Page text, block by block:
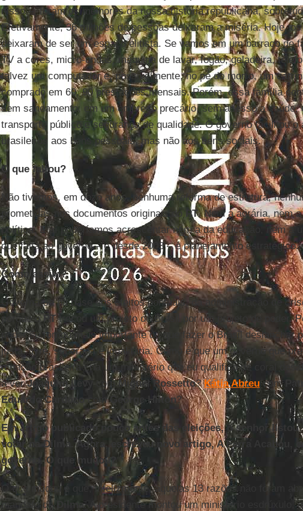
nisso –, foram os melhores da nossa história republicana,
Efetivamente, 36 milhões de pessoas deixaram a miséria. Hoje,
deixaram de ser um espaço elitista. Se vamos em um barraco de
TV a cores, micro-ondas, máquina de lavar, fogão, geladeira,
talvez um computador e, possivelmente, no pé do morro, um
comprado em 60, 90 prestações mensais. Porém, essa família
sem saneamento, em um emprego precário, sem acesso a saúde,
transporte público e segurança de qualidade. O governo facilitou o
brasileiros aos bens pessoais, mas não aos bens sociais.
O que faltou?
Não tivemos, em doze anos, nenhuma reforma de estrutura,
prometidas nos documentos originais do PT. Nem a agrária, nem
política. E aí poderíamos acrescentar nem a da educação, nem a
que falta ao governo – e desde 2003 – é planejamento estratégico.
Como assim?
Governa-se na base dos efeitos pontuais, da administração de
porque oPTtrocou um projeto de Brasil por um projeto de poder.
poder se tornou mais importante do que fazer o Brasil deslanchar
justa, livre, soberana e igualitária. Como é que um governo que
a nação brasileira cria um ministério que eu qualifico de coral
a verJoaquim LevycomMiguel Rossetto?Kátia Abreucom
Eduardo CardozocomGeorge Hilton?
Em artigo publicado pouco antes das eleições, o senhor listou
votar na Dilma. Agora, escreveu novo artigo, A Farra Acabou,
governo. O que mudou?
O que mudou é que, infelizmente, aquelas 13 razões não foram
mandato de
Dilma. A presidente montou um ministério esdrúxulo,